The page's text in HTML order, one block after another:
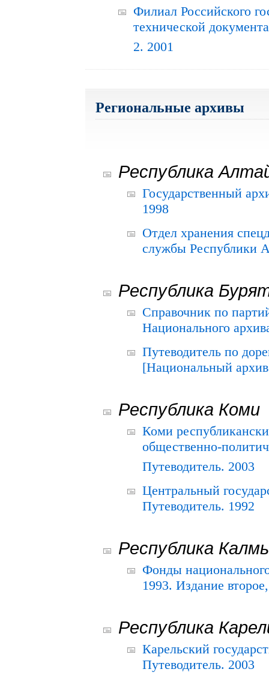
Филиал Российского
технической
2. 2001
Региональные архивы
Республика
Государственный
1998
Отдел хранения
службы Республики
Республика
Справочник по
Национального
Путеводитель по
[Национальный
Республика Коми
Коми
общественно-
Путеводитель. 2003
Центральный
Путеводитель. 1992
Республика
Фонды
1993. Издание
Республика
Карельский
Путеводитель. 2003